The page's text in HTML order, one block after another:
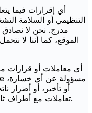
التنظيمي أو السلامة
مدرج. نحن لا
الموقع، كما أننا لا
أي معاملات أو قرارات
أو تأخير، أو أضرار
تعاملات مع أطراف ثالثة يتم عرض معلوماتها على هذا الموقع.